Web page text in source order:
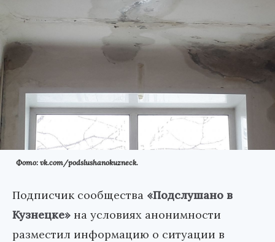
Фото: vk.com/podslushanokuzneck.
Подписчик сообщества «Подслушано в
Кузнецке» на условиях анонимности
разместил информацию о ситуации в